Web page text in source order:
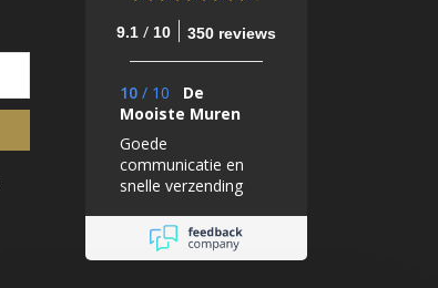
9.1 / 10 350 reviews
10 / 10
De
Mooiste Muren
Goede
communicatie en
snelle verzending